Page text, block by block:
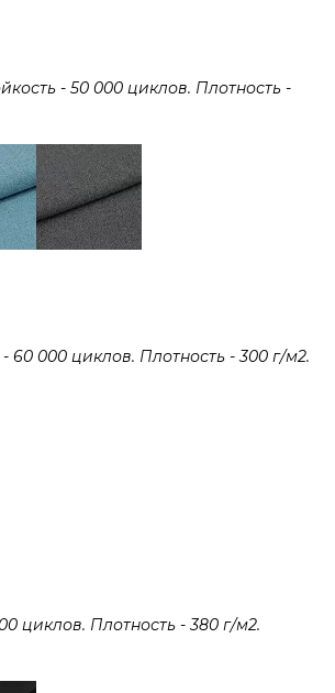
- 50 000 циклов. Плотность -
000 циклов. Плотность - 300 г/м2.
циклов. Плотность - 380 г/м2.